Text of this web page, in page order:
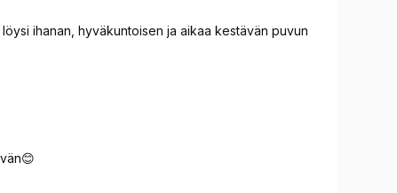
ihanan, hyväkuntoisen ja aikaa kestävän puvun